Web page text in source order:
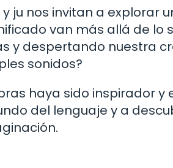
ju nos invitan a explorar
van más allá de lo
y despertando nuestra
sonidos?
haya sido inspirador y
del lenguaje y a